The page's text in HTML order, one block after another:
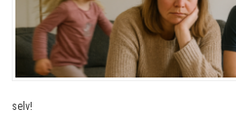
selv!